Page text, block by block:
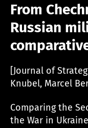
From
Russian
[Journal of
Knubel, Marcel
Comparing the
the War in